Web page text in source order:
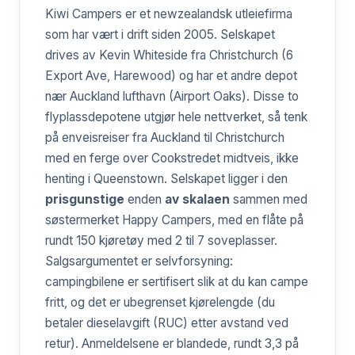
Kiwi Campers er et newzealandsk utleiefirma
som har vært i drift siden 2005. Selskapet
drives av Kevin Whiteside fra Christchurch (6
Export Ave, Harewood) og har et andre depot
nær Auckland lufthavn (Airport Oaks). Disse to
flyplassdepotene utgjør hele nettverket, så tenk
på enveisreiser fra Auckland til Christchurch
med en ferge over Cookstredet midtveis, ikke
henting i Queenstown. Selskapet ligger i den
prisgunstige enden av skalaen sammen med
søstermerket Happy Campers, med en flåte på
rundt 150 kjøretøy med 2 til 7 soveplasser.
Salgsargumentet er selvforsyning:
campingbilene er sertifisert slik at du kan campe
fritt, og det er ubegrenset kjørelengde (du
betaler dieselavgift (RUC) etter avstand ved
retur). Anmeldelsene er blandede, rundt 3,3 på